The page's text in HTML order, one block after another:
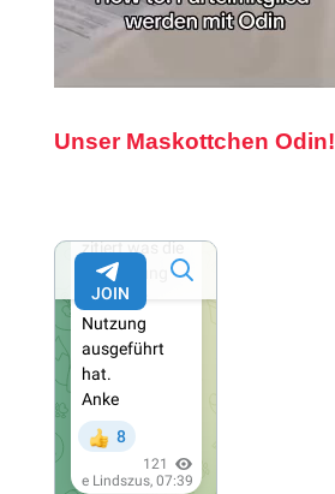
Unser Maskottchen Odin!